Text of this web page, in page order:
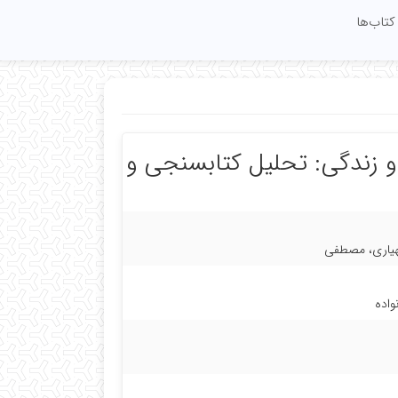
کتاب‌ها
تحلیل کتابسنجی و
مصطفی